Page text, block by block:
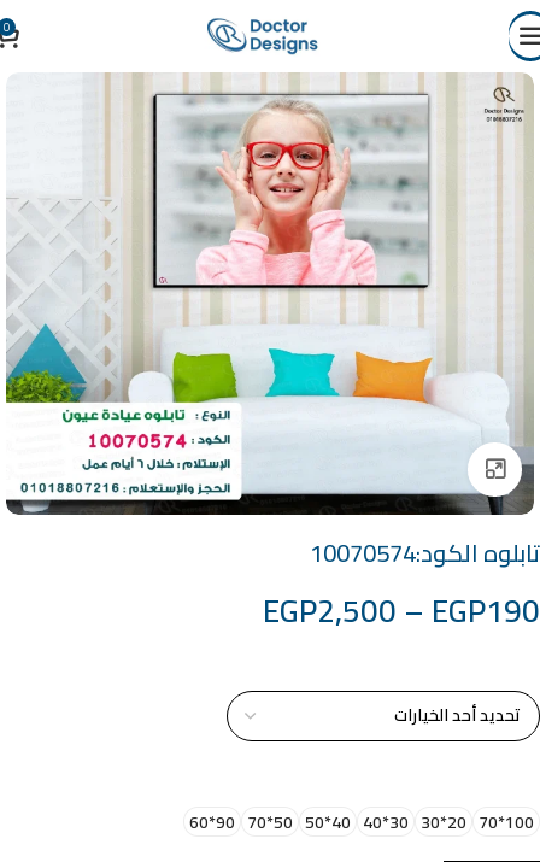
0
Click to enlarge
تابلوه الكود:10070574
EGP190
–
EGP2,500
100*70
20*30
30*40
40*50
50*70
90*60